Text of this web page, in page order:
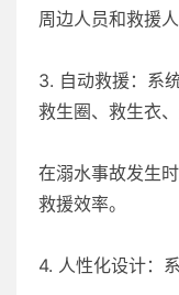
周边人员和救援人
3. 自动救援：系
救生圈、救生衣、
在溺水事故发生
救援效率。
4. 人性化设计：